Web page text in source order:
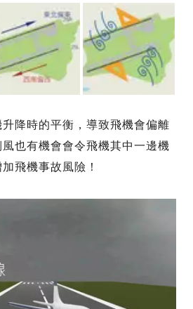
降時的平衡，導致飛機會偏離
也有機會會令飛機其中一邊機
飛機事故風險！